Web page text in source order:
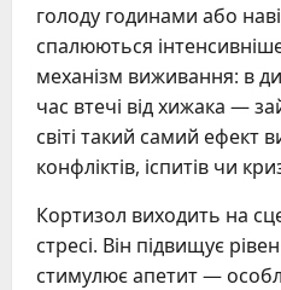
голоду годинами або
спалюються
механізм виживання: в
час втечі від хижака —
світі такий самий ефект
конфліктів, іспитів чи
Кортизол виходить на
стресі. Він підвищує
стимулює апетит —